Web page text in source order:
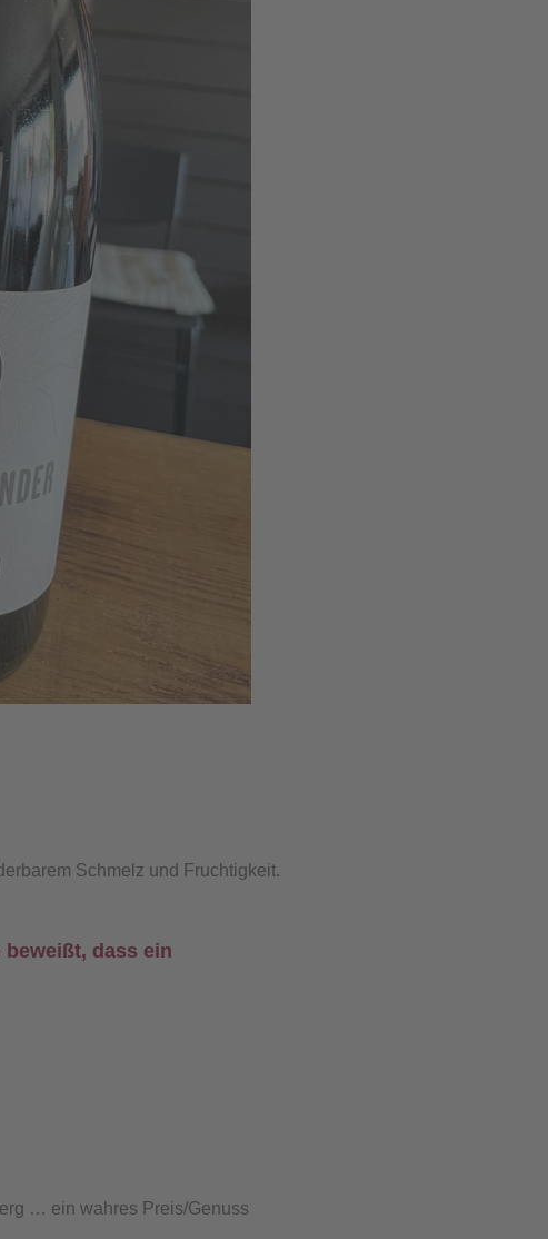
Schmelz und Fruchtigkeit.
dass ein
… ein wahres Preis/Genuss